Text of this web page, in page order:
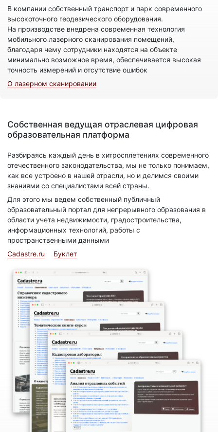
В компании собственный транспорт и парк современного
высокоточного геодезического оборудования.
На производстве внедрена современная технология
мобильного лазерного сканирования помещений,
благодаря чему сотрудники находятся на объекте
минимально возможное время, обеспечивается высокая
точность измерений и отсутствие ошибок
О лазерном сканировании
Собственная ведущая отраслевая цифровая
образовательная платформа
Разбираясь каждый день в хитросплетениях современного
отечественного законодательства, мы не только понимаем,
как все устроено в нашей отрасли, но и делимся своими
знаниями со специалистами всей страны.
Для этого мы ведем собственный публичный
образовательный портал для непрерывного образования в
области учета недвижимости, градостроительства,
информационных технологий, работы с
пространственными данными
Cadastre.ru
Буклет